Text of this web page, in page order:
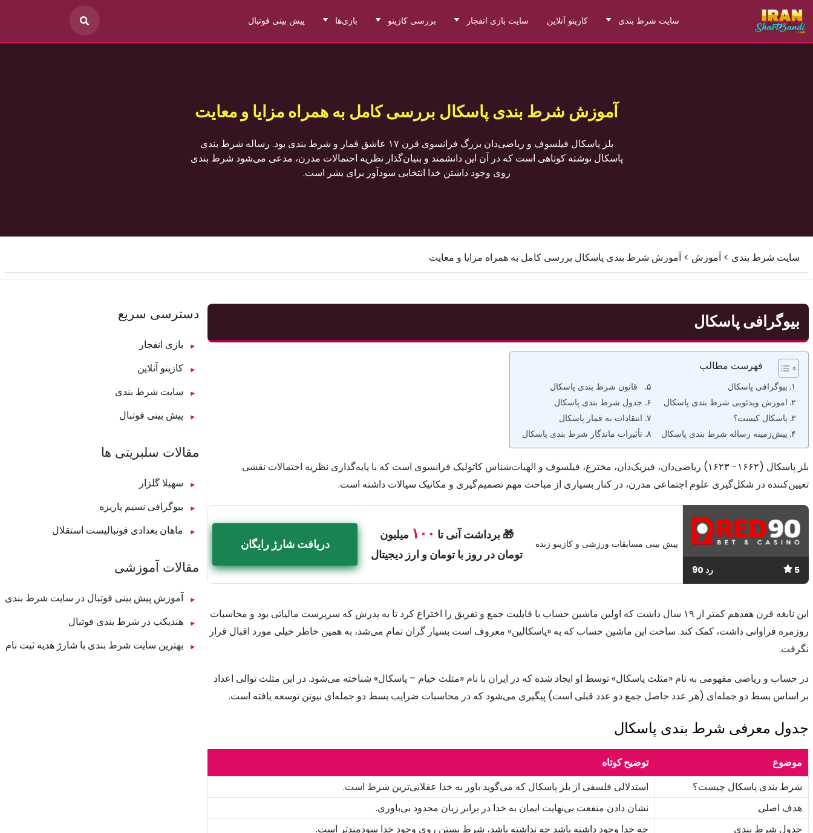
سایت شرط بندی کازینو آنلاین سایت بازی انفجار بررسی کازینو بازی‌ها پیش بینی فوتبال
آموزش شرط بندی پاسکال بررسی کامل به همراه مزایا و معایت
بلز پاسکال فیلسوف و ریاضی‌دان بزرگ فرانسوی قرن ۱۷ عاشق قمار و شرط بندی بود. رساله شرط بندی
پاسکال نوشته کوتاهی است که در آن این دانشمند و بنیان‌گذار نظریه احتمالات مدرن، مدعی می‌شود شرط بندی
روی وجود داشتن خدا انتخابی سودآور برای بشر است.
سایت شرط بندی > آموزش > آموزش شرط بندی پاسکال بررسی کامل به همراه مزایا و معایت
بیوگرافی پاسکال
فهرست مطالب
بیوگرافی پاسکال
اموزش ویدئویی شرط بندی پاسکال
پاسکال کیست؟
پیش‌زمینه رساله شرط بندی پاسکال
قانون شرط بندی پاسکال
جدول شرط بندی پاسکال
انتقادات به قمار پاسکال
تأثیرات ماندگار شرط بندی پاسکال
بلز پاسکال (۱۶۶۲- ۱۶۲۳) ریاضی‌دان، فیزیک‌دان، مخترع، فیلسوف و الهیات‌شناس کاتولیک فرانسوی است که با پایه‌گذاری نظریه احتمالات نقشی
تعیین‌کننده در شکل‌گیری علوم اجتماعی مدرن، در کنار بسیاری از مباحث مهم تصمیم‌گیری و مکانیک سیالات داشته است.
رد 90 5
پیش بینی مسابقات ورزشی و کازینو زنده
🎁 برداشت آنی تا ۱۰۰ میلیون
تومان در روز با تومان و ارز دیجیتال
دریافت شارژ رایگان
این نابغه قرن هفدهم کمتر از ۱۹ سال داشت که اولین ماشین حساب با قابلیت جمع و تفریق را اختراع کرد تا به پدرش که سرپرست مالیاتی بود و محاسبات
روزمره فراوانی داشت، کمک کند. ساخت این ماشین حساب که به «پاسکالین» معروف است بسیار گران تمام می‌شد، به همین خاطر خیلی مورد اقبال قرار
نگرفت.
در حساب و ریاضی مفهومی به نام «مثلث پاسکال» توسط او ایجاد شده که در ایران با نام «مثلث خیام – پاسکال» شناخته می‌شود. در این مثلث توالی اعداد
بر اساس بسط دو جمله‌ای (هر عدد حاصل جمع دو عدد قبلی است) پیگیری می‌شود که در محاسبات ضرایب بسط دو جمله‌ای نیوتن توسعه یافته است.
جدول معرفی شرط بندی پاسکال
موضوع
توضیح کوتاه
شرط بندی پاسکال چیست؟
استدلالی فلسفی از بلز پاسکال که می‌گوید باور به خدا عقلانی‌ترین شرط است.
هدف اصلی
نشان دادن منفعت بی‌نهایت ایمان به خدا در برابر زیان محدود بی‌باوری.
جدول شرط بندی
چه خدا وجود داشته باشد چه نداشته باشد، شرط بستن روی وجود خدا سودمندتر است.
دسترسی سریع
بازی انفجار
کازینو آنلاین
سایت شرط بندی
پیش بینی فوتبال
مقالات سلبریتی ها
سهیلا گلزار
بیوگرافی نسیم پاریزه
ماهان بغدادی فوتبالیست استقلال
مقالات آموزشی
آموزش پیش بینی فوتبال در سایت شرط بندی
هندیکپ در شرط بندی فوتبال
بهترین سایت شرط بندی با شارژ هدیه ثبت نام